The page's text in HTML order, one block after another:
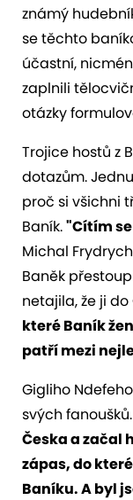
známý
se těchto
účastní,
zaplnili
otázky
Trojice hostů z
dotazům.
proč si všichni
Baník."Cítím
Michal
Baněk
netajila, že ji
které Baník
patří mezi
Gigliho
svých fanoušků.
Česka a začal
zápas, do
Baníku. A byl